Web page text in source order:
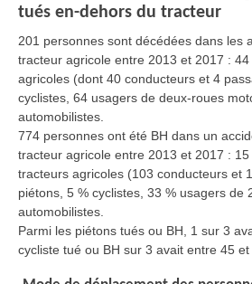
tués en-dehors du tracteur
201 personnes sont décédées dans les
tracteur agricole entre 2013 et 2017 :
agricoles (dont 40 conducteurs et 4
cyclistes, 64 usagers de deux-roues
automobilistes.
774 personnes ont été BH dans un
tracteur agricole entre 2013 et 2017 :
tracteurs agricoles (103 conducteurs et
piétons, 5 % cyclistes, 33 % usagers de
automobilistes.
Parmi les piétons tués ou BH, 1 sur 3
cycliste tué ou BH sur 3 avait entre 45 et